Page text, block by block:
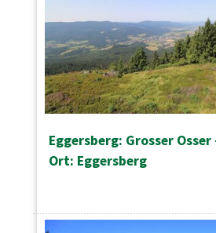
Eggersberg: Grosser
Ort: Eggersberg